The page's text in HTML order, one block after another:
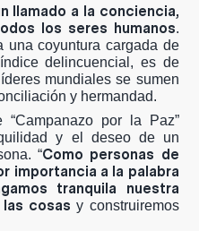
llamado a la conciencia,
los seres humanos.
una coyuntura cargada de
delincuencial, es de
mundiales se sumen
y hermandad.
“Campanazo por la Paz”
y el deseo de un
“Como personas de
importancia a la palabra
tranquila nuestra
cosas y construiremos